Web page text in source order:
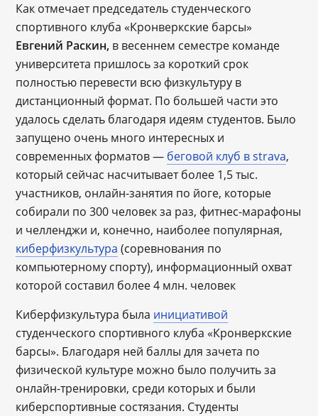
Как отмечает председатель студенческого
спортивного клуба «Кронверкские барсы»
Евгений Раскин, в весеннем семестре команде
университета пришлось за короткий срок
полностью перевести всю физкультуру в
дистанционный формат. По большей части это
удалось сделать благодаря идеям студентов. Было
запущено очень много интересных и
современных форматов — беговой клуб в strava,
который сейчас насчитывает более 1,5 тыс.
участников, онлайн-занятия по йоге, которые
собирали по 300 человек за раз, фитнес-марафоны
и челленджи и, конечно, наиболее популярная,
киберфизкультура (соревнования по
компьютерному спорту), информационный охват
которой составил более 4 млн. человек
Киберфизкультура была инициативой
студенческого спортивного клуба «Кронверкские
барсы». Благодаря ней баллы для зачета по
физической культуре можно было получить за
онлайн-тренировки, среди которых и были
киберспортивные состязания. Студенты